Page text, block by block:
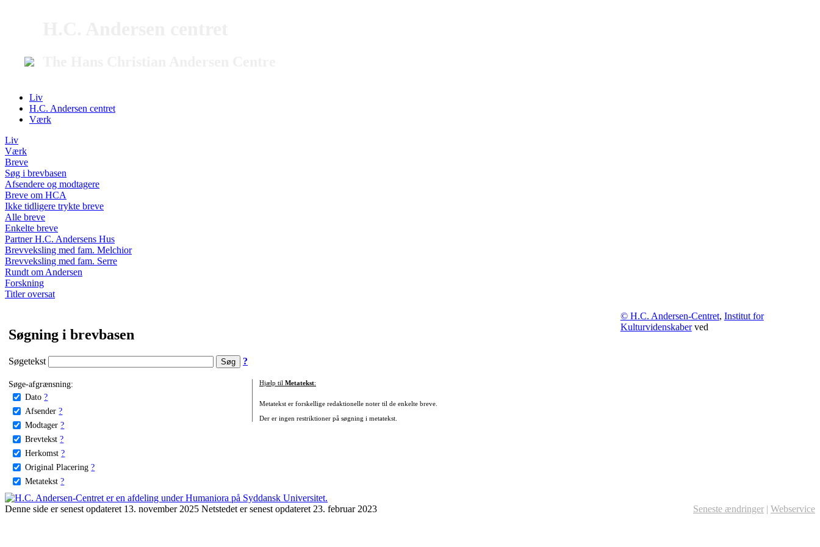
Liv
H.C. Andersen centret
Værk
Liv
Værk
Breve
Søg i brevbasen
Afsendere og modtagere
Breve om HCA
Ikke tidligere trykte breve
Alle breve
Enkelte breve
Partner H.C. Andersens Hus
Brevveksling med fam. Melchior
Brevveksling med fam. Serre
Rundt om Andersen
Forskning
Titler oversat
Søgning i brevbasen
Søgetekst ?
Søge-afgrænsning:
Dato ?
Afsender ?
Modtager ?
Brevtekst ?
Herkomst ?
Original Placering ?
Metatekst ?
Hjælp til Metatekst:
Metatekst er forskellige redaktionelle noter til de enkelte breve.
Der er ingen restriktioner på søgning i metatekst.
© H.C. Andersen-Centret, Institut for
Kulturvidenskaberved
Denne side er senest opdateret 13. november 2025 Netstedet er senest opdateret 23. februar 2023 Seneste ændringer | Webservice